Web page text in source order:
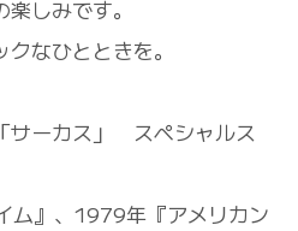
しみです。
なひとときを。
サーカス」 スペシャルス
ム』、1979年『アメリカン